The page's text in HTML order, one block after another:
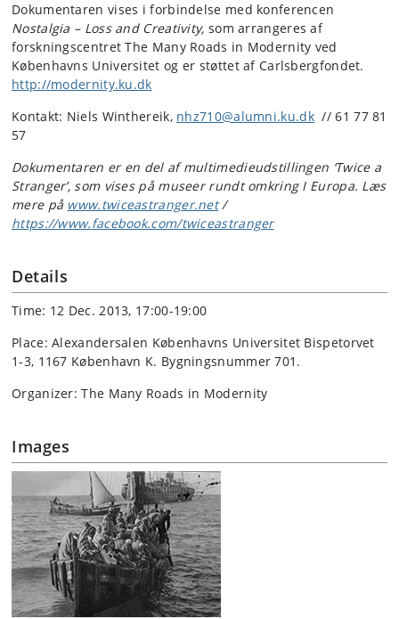
Dokumentaren vises i forbindelse med konferencen
Nostalgia – Loss and Creativity, som arrangeres af
forskningscentret The Many Roads in Modernity ved
Københavns Universitet og er støttet af Carlsbergfondet.
http://modernity.ku.dk
Kontakt: Niels Winthereik, nhz710@alumni.ku.dk// 61 77 81
57
Dokumentaren er en del af multimedieudstillingen ‘Twice a
Stranger’, som vises på museer rundt omkring I Europa. Læs
mere på www.twiceastranger.net/
https://www.facebook.com/twiceastranger
Details
Time: 12 Dec. 2013, 17:00-19:00
Place: Alexandersalen Københavns Universitet Bispetorvet
1-3, 1167 København K. Bygningsnummer 701.
Organizer: The Many Roads in Modernity
Images